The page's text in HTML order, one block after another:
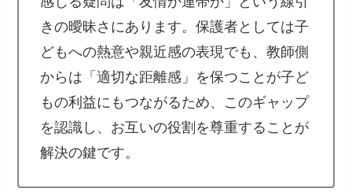
きの曖昧さにあります。保護者としては子
どもへの熱意や親近感の表現でも、教師側
からは「適切な距離感」を保つことが子ど
もの利益にもつながるため、このギャップ
を認識し、お互いの役割を尊重することが
解決の鍵です。